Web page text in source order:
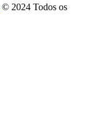
© 2024 Todos os